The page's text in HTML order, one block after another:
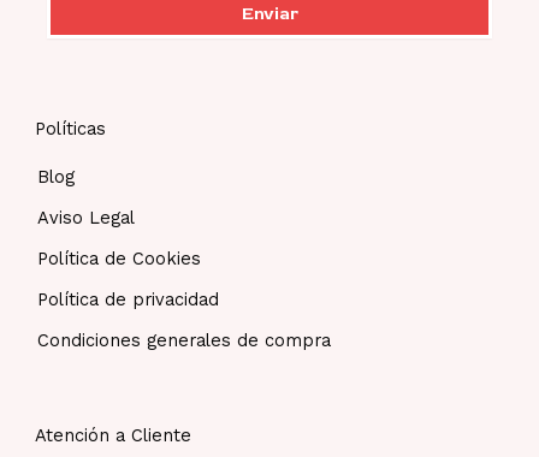
Enviar
Políticas
Blog
Aviso Legal
Política de Cookies
Política de privacidad
Condiciones generales de compra
Atención a Cliente